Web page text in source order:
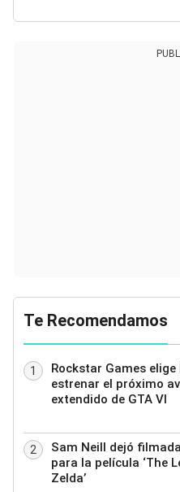
Te Recomendamos
1
Rockstar Games
estrenar el próximo
extendido de GTA VI
2
Sam Neill dejó
para la película ‘The
Zelda’